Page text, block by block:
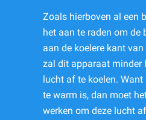
Zoals hierboven al een
het aan te raden om
aan de koelere kant
zal dit apparaat minder
lucht af te koelen.
te warm is, dan moet
werken om deze lucht